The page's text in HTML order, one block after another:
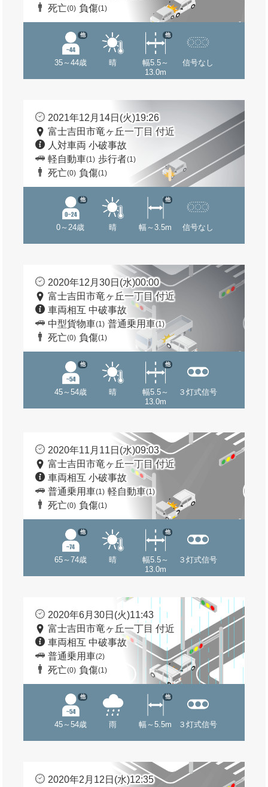
死亡(0) 負傷(1)
35～44歳
他
晴
幅5.5～
13.0m
他
信号なし
2021年12月14日(火)19:26
富士吉田市竜ヶ丘一丁目 付近
人対車両 小破事故
軽自動車(1) 歩行者(1)
死亡(0) 負傷(1)
0～24歳
他
晴 幅～3.5m
他
信号なし
2020年12月30日(水)00:00
富士吉田市竜ヶ丘一丁目 付近
車両相互 中破事故
中型貨物車(1) 普通乗用車(1)
死亡(0) 負傷(1)
45～54歳
他
晴
幅5.5～
13.0m
他
３灯式信号
2020年11月11日(水)09:03
富士吉田市竜ヶ丘一丁目 付近
車両相互 小破事故
普通乗用車(1) 軽自動車(1)
死亡(0) 負傷(1)
65～74歳
他
晴
幅5.5～
13.0m
他
３灯式信号
2020年6月30日(火)11:43
富士吉田市竜ヶ丘一丁目 付近
車両相互 中破事故
普通乗用車(2)
死亡(0) 負傷(1)
45～54歳
他
雨 幅～5.5m
他
３灯式信号
2020年2月12日(水)12:35